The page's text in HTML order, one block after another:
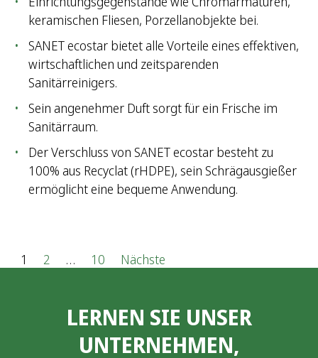
keramischen Fliesen, Porzellanobjekte bei.
SANET ecostar bietet alle Vorteile eines effektiven,
wirtschaftlichen und zeitsparenden
Sanitärreinigers.
Sein angenehmer Duft sorgt für ein Frische im
Sanitärraum.
Der Verschluss von SANET ecostar besteht zu
100% aus Recyclat (rHDPE), sein Schrägausgießer
ermöglicht eine bequeme Anwendung.
S1 2 … 10 Nächste
LERNEN SIE UNSER
UNTERNEHMEN,